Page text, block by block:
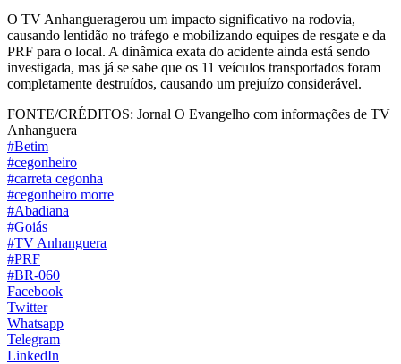
O TV Anhangueragerou um impacto significativo na rodovia,
causando lentidão no tráfego e mobilizando equipes de resgate e da
PRF para o local. A dinâmica exata do acidente ainda está sendo
investigada, mas já se sabe que os 11 veículos transportados foram
completamente destruídos, causando um prejuízo considerável.
FONTE/CRÉDITOS: Jornal O Evangelho com informações de TV
Anhanguera
#Betim
#cegonheiro
#carreta cegonha
#cegonheiro morre
#Abadiana
#Goiás
#TV Anhanguera
#PRF
#BR-060
Facebook
Twitter
Whatsapp
Telegram
LinkedIn